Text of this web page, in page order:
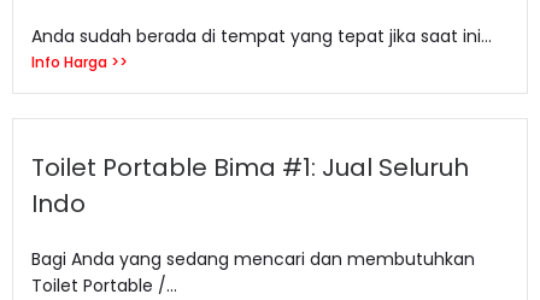
Anda sudah berada di tempat yang tepat jika saat ini...
Info Harga >>
Toilet Portable Bima #1: Jual Seluruh
Indo
Bagi Anda yang sedang mencari dan membutuhkan
Toilet Portable /...